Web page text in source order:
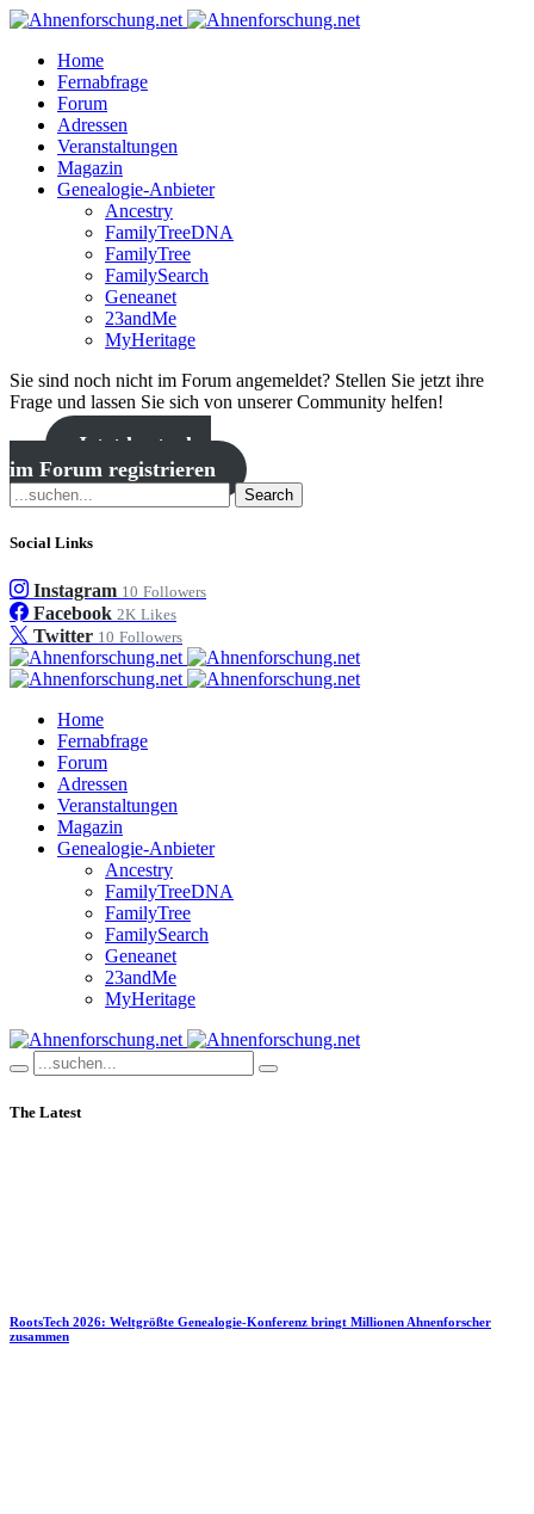
Home
Fernabfrage
Forum
Adressen
Veranstaltungen
Magazin
Genealogie-Anbieter
Ancestry
FamilyTreeDNA
FamilyTree
FamilySearch
Geneanet
23andMe
MyHeritage
Sie sind noch nicht im Forum angemeldet? Stellen Sie jetzt ihre
Frage und lassen Sie sich von unserer Community helfen!
Jetzt kostenlos
im Forum registrieren
Search
Social Links
Instagram 10 Followers
Facebook 2K Likes
Twitter 10 Followers
Home
Fernabfrage
Forum
Adressen
Veranstaltungen
Magazin
Genealogie-Anbieter
Ancestry
FamilyTreeDNA
FamilyTree
FamilySearch
Geneanet
23andMe
MyHeritage
The Latest
RootsTech 2026: Weltgrößte Genealogie-Konferenz bringt Millionen Ahnenforscher
zusammen